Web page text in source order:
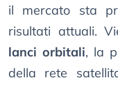
il mercato sta
risultati attuali.
lanci orbitali, la
della rete